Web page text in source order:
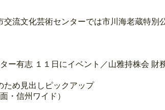
流文化芸術センターでは市川海老蔵特別
ー有志 １１日にイベント／山雅持株会 財
め見出しピックアップ
・信州ワイド）